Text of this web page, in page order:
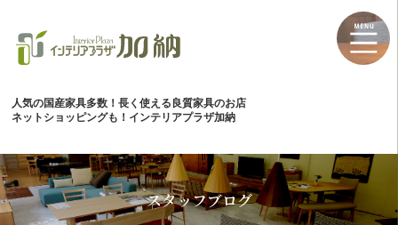
人気の国産家具多数！長く使える良質家具のお店
ネットショッピングも！インテリアプラザ加納
スタッフブログ